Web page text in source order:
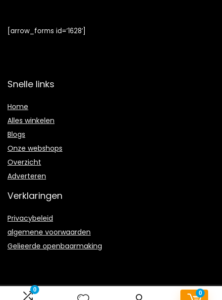
0
0
[arrow_forms id=’1628′]
Snelle links
Home
Alles winkelen
Blogs
Onze webshops
Overzicht
Adverteren
Verklaringen
Privacybeleid
algemene voorwaarden
Gelieerde openbaarmaking